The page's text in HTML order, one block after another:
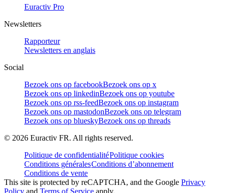
Euractiv Pro
Newsletters
Rapporteur
Newsletters en anglais
Social
Bezoek ons op facebookBezoek ons op x
Bezoek ons op linkedinBezoek ons op youtube
Bezoek ons op rss-feedBezoek ons op instagram
Bezoek ons op mastodonBezoek ons op telegram
Bezoek ons op blueskyBezoek ons op threads
© 2026 Euractiv FR. All rights reserved.
Politique de confidentialitéPolitique cookies
Conditions généralesConditions d’abonnement
Conditions de vente
This site is protected by reCAPTCHA, and the Google Privacy